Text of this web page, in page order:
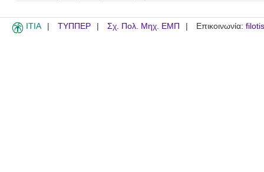
ITIA ΤΥΠΠΕΡ Σχ. Πολ. Μηχ. ΕΜΠ Επικοινωνία: